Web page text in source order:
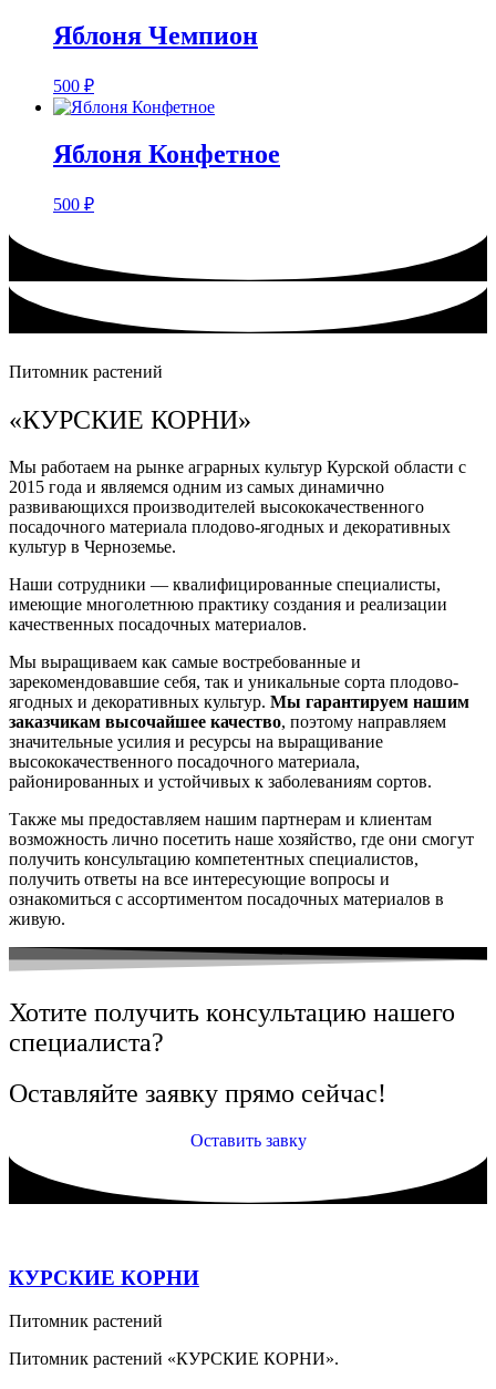
Яблоня Чемпион
500 ₽
Яблоня Конфетное
500 ₽
Питомник растений
«КУРСКИЕ КОРНИ»
Мы работаем на рынке аграрных культур Курской области с
2015 года и являемся одним из самых динамично
развивающихся производителей высококачественного
посадочного материала плодово-ягодных и декоративных
культур в Черноземье.
Наши сотрудники — квалифицированные специалисты,
имеющие многолетнюю практику создания и реализации
качественных посадочных материалов.
Мы выращиваем как самые востребованные и
зарекомендовавшие себя, так и уникальные сорта плодово-
ягодных и декоративных культур. Мы гарантируем нашим
заказчикам высочайшее качество, поэтому направляем
значительные усилия и ресурсы на выращивание
высококачественного посадочного материала,
районированных и устойчивых к заболеваниям сортов.
Также мы предоставляем нашим партнерам и клиентам
возможность лично посетить наше хозяйство, где они смогут
получить консультацию компетентных специалистов,
получить ответы на все интересующие вопросы и
ознакомиться с ассортиментом посадочных материалов в
живую.
Хотите получить консультацию нашего
специалиста?
Оставляйте заявку прямо сейчас!
Оставить завку
КУРСКИЕ КОРНИ
Питомник растений
Питомник растений «КУРСКИЕ КОРНИ».